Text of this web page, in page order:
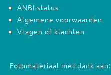
ANBI-status
Algemene voorwaarden
Vragen of klachten
Fotomateriaal met dank aan: